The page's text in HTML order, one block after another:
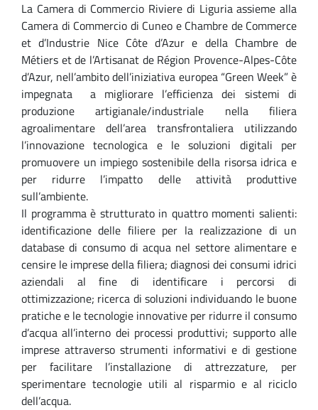
La Camera di Commercio Riviere di Liguria assieme alla
Camera di Commercio di Cuneo e Chambre de Commerce
et d’Industrie Nice Côte d’Azur e della Chambre de
Métiers et de l’Artisanat de Région Provence-Alpes-Côte
d’Azur, nell’ambito dell’iniziativa europea “Green Week” è
impegnata a migliorare l’efficienza dei sistemi di
produzione artigianale/industriale nella filiera
agroalimentare dell’area transfrontaliera utilizzando
l’innovazione tecnologica e le soluzioni digitali per
promuovere un impiego sostenibile della risorsa idrica e
per ridurre l’impatto delle attività produttive
sull’ambiente.
Il programma è strutturato in quattro momenti salienti:
identificazione delle filiere per la realizzazione di un
database di consumo di acqua nel settore alimentare e
censire le imprese della filiera; diagnosi dei consumi idrici
aziendali al fine di identificare i percorsi di
ottimizzazione; ricerca di soluzioni individuando le buone
pratiche e le tecnologie innovative per ridurre il consumo
d’acqua all’interno dei processi produttivi; supporto alle
imprese attraverso strumenti informativi e di gestione
per facilitare l’installazione di attrezzature, per
sperimentare tecnologie utili al risparmio e al riciclo
dell’acqua.